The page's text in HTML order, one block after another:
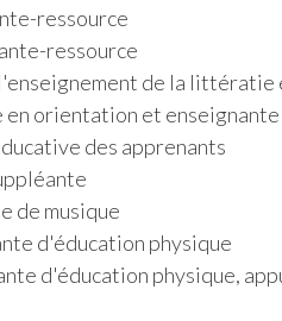
ressource
ressource
de la
orientation et
des apprenants
de musique
d'éducation physique
d'éducation physique,